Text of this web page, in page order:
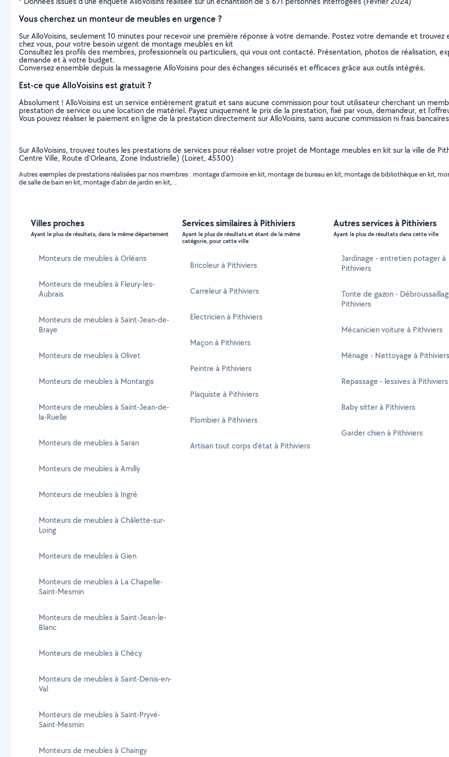
Vous cherchez un monteur de meubles en urgence ?
Sur AlloVoisins, seulement 10 minutes pour recevoir une première réponse à votre demande. Postez votre demande et
chez vous, pour votre besoin urgent de montage meubles en kit
Consultez les profils des membres, professionnels ou particuliers, qui vous ont contacté. Présentation, photos de réalisation,
demande et à votre budget.
Conversez ensemble depuis la messagerie AlloVoisins pour des échanges sécurisés et efficaces grâce aux outils intégrés.
Est-ce que AlloVoisins est gratuit ?
Absolument ! AlloVoisins est un service entièrement gratuit et sans aucune commission pour tout utilisateur cherchant un
prestation de service ou une location de matériel. Payez uniquement le prix de la prestation, fixé par vous, demandeur, et
Vous pouvez réaliser le paiement en ligne de la prestation directement sur AlloVoisins, sans aucune commission ni frais
Sur AlloVoisins, trouvez toutes les prestations de services pour réaliser votre projet de Montage meubles en kit sur la ville de
Centre Ville, Route d'Orleans, Zone Industrielle) (Loiret, 45300)
Autres exemples de prestations réalisées par nos membres : montage d'armoire en kit, montage de bureau en kit, montage de bibliothèque en kit,
de salle de bain en kit, montage d'abri de jardin en kit, ..
Villes proches
Ayant le plus de résultats, dans le même département
Monteurs de meubles à Orléans
Monteurs de meubles à Fleury-les-
Aubrais
Monteurs de meubles à Saint-Jean-de-
Braye
Monteurs de meubles à Olivet
Monteurs de meubles à Montargis
Monteurs de meubles à Saint-Jean-de-
la-Ruelle
Monteurs de meubles à Saran
Monteurs de meubles à Amilly
Monteurs de meubles à Ingré
Monteurs de meubles à Châlette-sur-
Loing
Monteurs de meubles à Gien
Monteurs de meubles à La Chapelle-
Saint-Mesmin
Monteurs de meubles à Saint-Jean-le-
Blanc
Monteurs de meubles à Chécy
Monteurs de meubles à Saint-Denis-en-
Val
Monteurs de meubles à Saint-Pryvé-
Saint-Mesmin
Monteurs de meubles à Chaingy
Services similaires à Pithiviers
Ayant le plus de résultats et étant de la même
catégorie, pour cette ville
Bricoleur à Pithiviers
Carreleur à Pithiviers
Electricien à Pithiviers
Maçon à Pithiviers
Peintre à Pithiviers
Plaquiste à Pithiviers
Plombier à Pithiviers
Artisan tout corps d'état à Pithiviers
Autres services à Pithiviers
Ayant le plus de résultats dans cette ville
Jardinage - entretien potager à
Pithiviers
Tonte de gazon -
Pithiviers
Mécanicien voiture à Pithiviers
Ménage - Nettoyage à Pithiviers
Repassage - lessives à Pithiviers
Baby sitter à Pithiviers
Garder chien à Pithiviers